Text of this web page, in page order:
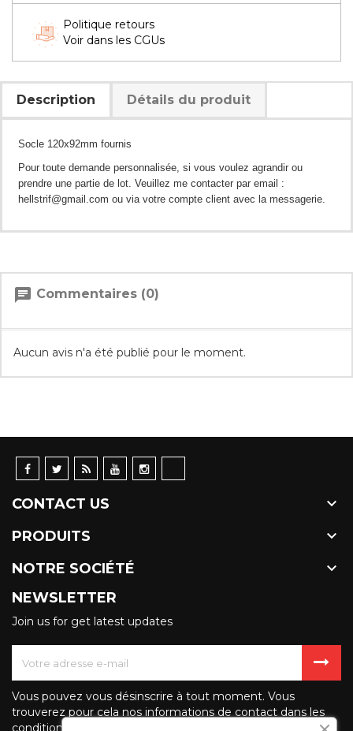
Politique retours
Voir dans les CGUs
Description Détails du produit
Socle 120x92mm fournis
Pour toute demande personnalisée, si vous voulez agrandir ou
prendre une partie de lot. Veuillez me contacter par email :
hellstrif@gmail.com ou via votre compte client avec la messagerie.
chat Commentaires (0)
Aucun avis n'a été publié pour le moment.
CONTACT US 
PRODUITS 
NOTRE SOCIÉTÉ 
NEWSLETTER
Join us for get latest updates
Vous pouvez vous désinscrire à tout moment. Vous
trouverez pour cela nos informations de contact dans les
conditions d'utilisation du site.